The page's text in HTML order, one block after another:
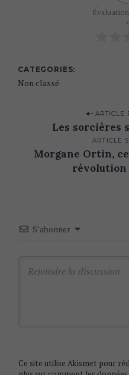
e
CATEGORIES
Non classé
i
ARTICLE
Les sorcières
ARTICLE
Morgane Ortin,
révolution
S’abonner
Ce site utilise Akismet pour